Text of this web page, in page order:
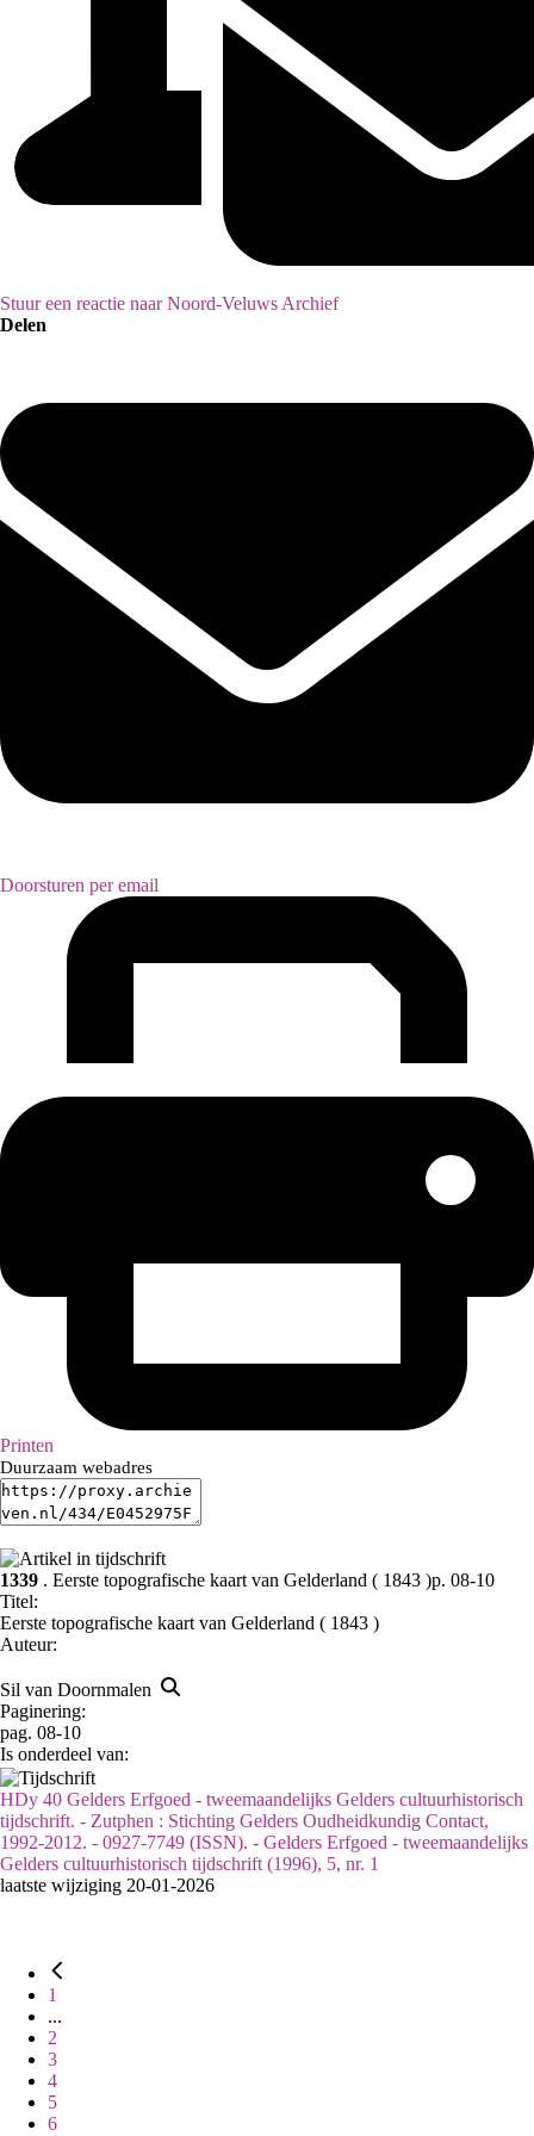
Stuur een reactie naar Noord-Veluws Archief
Delen
Doorsturen per email
Printen
Duurzaam webadres
1339 . Eerste topografische kaart van Gelderland ( 1843 )p. 08-10
Titel:
Eerste topografische kaart van Gelderland ( 1843 )
Auteur:
Sil van Doornmalen
Paginering:
pag. 08-10
Is onderdeel van:
HDy 40 Gelders Erfgoed - tweemaandelijks Gelders cultuurhistorisch
tijdschrift. - Zutphen : Stichting Gelders Oudheidkundig Contact,
1992-2012. - 0927-7749 (ISSN). - Gelders Erfgoed - tweemaandelijks
Gelders cultuurhistorisch tijdschrift (1996), 5, nr. 1
laatste wijziging 20-01-2026
1
...
2
3
4
5
6